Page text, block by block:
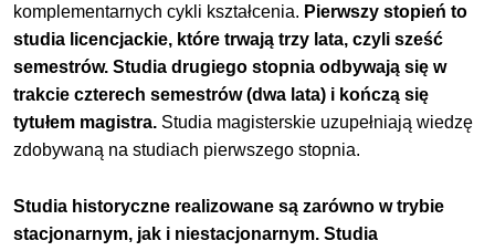
komplementarnych cykli kształcenia. Pierwszy stopień to
studia licencjackie, które trwają trzy lata, czyli sześć
semestrów. Studia drugiego stopnia odbywają się w
trakcie czterech semestrów (dwa lata) i kończą się
tytułem magistra. Studia magisterskie uzupełniają wiedzę
zdobywaną na studiach pierwszego stopnia.
Studia historyczne realizowane są zarówno w trybie
stacjonarnym, jak i niestacjonarnym.Studia